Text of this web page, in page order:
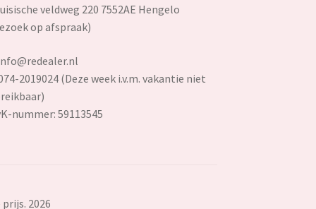
veldweg 220 7552AE Hengelo
op afspraak)
2019024 (Deze week i.v.m. vakantie niet
nummer: 59113545
2026